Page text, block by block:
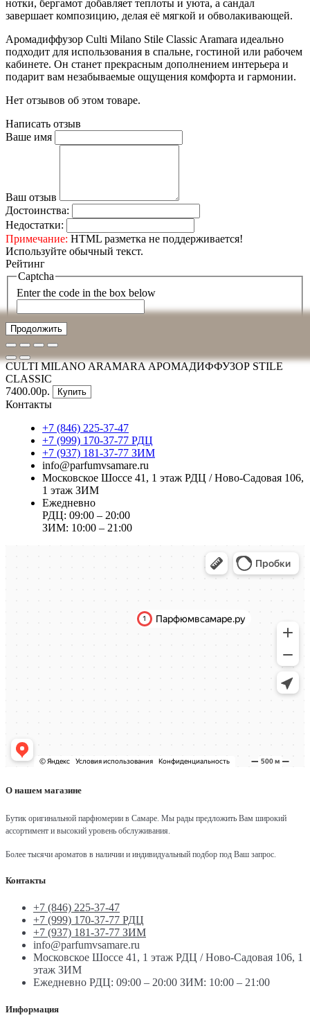
нотки, бергамот добавляет теплоты и уюта, а сандал
завершает композицию, делая её мягкой и обволакивающей.
Аромадиффузор Culti Milano Stile Classic Aramara идеально
подходит для использования в спальне, гостиной или рабочем
кабинете. Он станет прекрасным дополнением интерьера и
подарит вам незабываемые ощущения комфорта и гармонии.
Нет отзывов об этом товаре.
Написать отзыв
Ваше имя
Ваш отзыв
Достоинства:
Недостатки:
Примечание: HTML разметка не поддерживается!
Используйте обычный текст.
Рейтинг
Captcha
Enter the code in the box below
Продолжить
CULTI MILANO ARAMARA АРОМАДИФФУЗОР STILE
CLASSIC
7400.00р.
Купить
Контакты
+7 (846) 225-37-47
+7 (999) 170-37-77 РДЦ
+7 (937) 181-37-77 ЗИМ
info@parfumvsamare.ru
Московское Шоссе 41, 1 этаж РДЦ / Ново-Садовая 106,
1 этаж ЗИМ
Ежедневно
РДЦ: 09:00 – 20:00
ЗИМ: 10:00 – 21:00
О нашем магазине
Бутик оригинальной парфюмерии в Самаре. Мы рады предложить Вам широкий
ассортимент и высокий уровень обслуживания.
Более тысячи ароматов в наличии и индивидуальный подбор под Ваш запрос.
Контакты
+7 (846) 225-37-47
+7 (999) 170-37-77 РДЦ
+7 (937) 181-37-77 ЗИМ
info@parfumvsamare.ru
Московское Шоссе 41, 1 этаж РДЦ / Ново-Садовая 106, 1
этаж ЗИМ
Ежедневно РДЦ: 09:00 – 20:00 ЗИМ: 10:00 – 21:00
Информация